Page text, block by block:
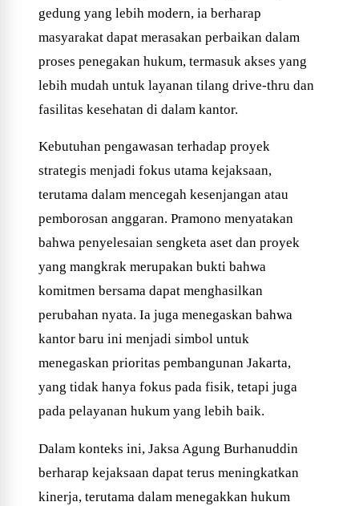
gedung yang lebih modern, ia berharap
masyarakat dapat merasakan perbaikan dalam
proses penegakan hukum, termasuk akses yang
lebih mudah untuk layanan tilang drive-thru dan
fasilitas kesehatan di dalam kantor.
Kebutuhan pengawasan terhadap proyek
strategis menjadi fokus utama kejaksaan,
terutama dalam mencegah kesenjangan atau
pemborosan anggaran. Pramono menyatakan
bahwa penyelesaian sengketa aset dan proyek
yang mangkrak merupakan bukti bahwa
komitmen bersama dapat menghasilkan
perubahan nyata. Ia juga menegaskan bahwa
kantor baru ini menjadi simbol untuk
menegaskan prioritas pembangunan Jakarta,
yang tidak hanya fokus pada fisik, tetapi juga
pada pelayanan hukum yang lebih baik.
Dalam konteks ini, Jaksa Agung Burhanuddin
berharap kejaksaan dapat terus meningkatkan
kinerja, terutama dalam menegakkan hukum